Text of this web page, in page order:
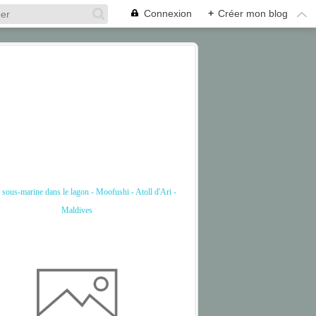
Connexion + Créer mon blog
sous-marine dans le lagon - Moofushi - Atoll d'Ari -
Maldives